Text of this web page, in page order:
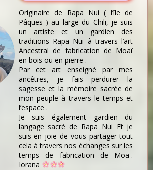
Originaire de Rapa Nui ( l’île de
Pâques ) au large du Chili, je suis
un artiste et un gardien des
traditions Rapa Nui à travers l’art
Ancestral de fabrication de Moaï
en bois ou en pierre .
Par cet art enseigné par mes
ancêtres, je fais perdurer la
sagesse et la mémoire sacrée de
mon peuple à travers le temps et
l’espace .
Je suis également gardien du
langage sacré de Rapa Nui Et je
suis en joie de vous partager tout
cela à travers nos échanges sur les
temps de fabrication de Moaï.
Iorana